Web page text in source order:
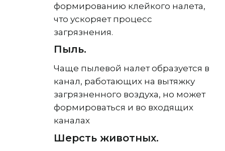
формированию клейкого налета,
что ускоряет процесс
загрязнения.
Пыль.
Чаще пылевой налет образуется в
канал, работающих на вытяжку
загрязненного воздуха, но может
формироваться и во входящих
каналах
Шерсть животных.